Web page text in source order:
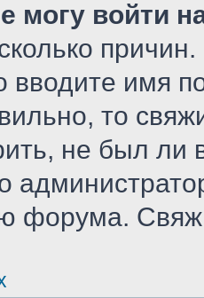
могу войти
вводите имя
то
не был ли
форума.